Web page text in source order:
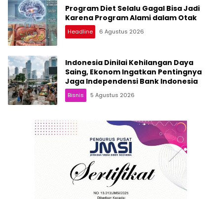
Program Diet Selalu Gagal Bisa Jadi
Karena Program Alami dalam Otak
Headline 6 Agustus 2026
Indonesia Dinilai Kehilangan Daya
Saing, Ekonom Ingatkan Pentingnya
Jaga Independensi Bank Indonesia
Bisnis 5 Agustus 2026